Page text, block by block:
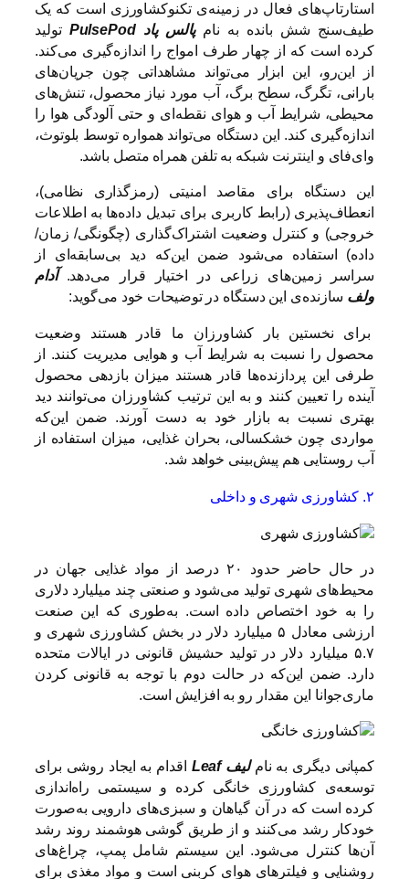
استارتاپ‌های فعال در زمینه‌ی تکنوکشاورزی است که یک
طیف‌سنج شش بانده به نامپالس پاد PulsePod
تولید
کرده است که از چهار طرف امواج را اندازه‌گیری می‌کند.
از این‌رو، این ابزار می‌تواند مشاهداتی چون جریان‌های
بارانی، تگرگ، سطح برگ، آب مورد نیاز محصول، تنش‌های
محیطی، شرایط آب و هوای نقطه‌ای و حتی آلودگی هوا را
اندازه‌گیری کند. این دستگاه می‌تواند همواره توسط بلوتوث،
وای‌فای و اینترنت شبکه به تلفن همراه متصل باشد.
این دستگاه برای مقاصد امنیتی (رمزگذاری نظامی)،
انعطاف‌پذیری (رابط کاربری برای تبدیل داده‌ها به اطلاعات
خروجی) و کنترل وضعیت اشتراک‌گذاری (چگونگی/ زمان/
داده‌) استفاده می‌شود ضمن این‌که دید بی‌سابقه‌ای از
سراسر زمین‌های زراعی در اختیار قرار می‌دهد.آدام
ولف سازنده‌ی این دستگاه در توضیحات خود می‌گوید:
برای نخستین بار کشاورزان ما قادر هستند وضعیت
محصول را نسبت به شرایط آب و هوایی مدیریت کنند. از
طرفی این پردازنده‌ها قادر هستند میزان بازدهی محصول
آینده را تعیین کنند و به این ترتیب کشاورزان می‌توانند دید
بهتری نسبت به بازار خود به دست آورند. ضمن این‌که
مواردی چون خشکسالی، بحران غذایی، میزان استفاده از
آب روستایی هم پیش‌بینی خواهد شد.
۲. کشاورزی شهری و داخلی
در حال حاضر حدود ۲۰ درصد از مواد غذایی جهان در
محیط‌های شهری تولید می‌شود و صنعتی چند میلیارد دلاری
را به خود اختصاص داده است. به‌طوری که این صنعت
ارزشی معادل ۵ میلیارد دلار در بخش کشاورزی شهری و
۵.۷ میلیارد دلار در تولید حشیش قانونی در ایالات متحده
دارد. ضمن این‌که در حالت دوم با توجه به قانونی کردن
ماری‌جوانا این مقدار رو به افزایش است.
کمپانی دیگری به ناملیف Leaf
اقدام به ایجاد روشی برای
توسعه‌ی کشاورزی خانگی کرده و سیستمی راه‌اندازی
کرده است که در آن گیاهان و سبزی‌های دارویی به‌صورت
خودکار رشد می‌کنند و از طریق گوشی‌ هوشمند روند رشد
آن‌ها کنترل می‌شود. این سیستم شامل پمپ، چراغ‌های
روشنایی و فیلترهای هوای کربنی است و مواد مغذی برای